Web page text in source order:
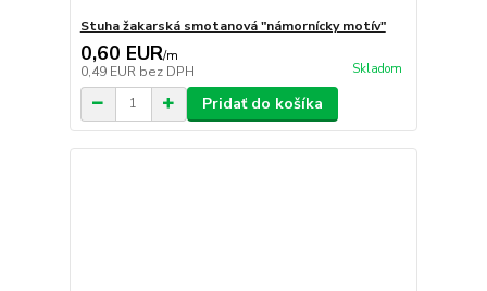
Stuha žakarská smotanová "námornícky motív"
0,60 EUR/m
0,49 EUR bez DPH Skladom
Pridať do košíka